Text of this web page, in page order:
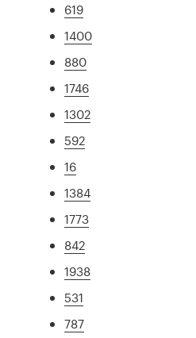
619
1400
880
1746
1302
592
16
1384
1773
842
1938
531
787